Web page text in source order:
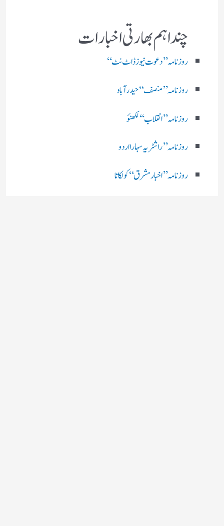
چند اہم بھارتی اخبارات
روز نامہ ’’ دعوت نیوز ڈاٹ نٹ‘‘
روزنامہ ’’ منصف‘‘ حیدر آباد
روزنامہ ’’ انقلاب‘‘ لکھنؤ
روز نامہ ’’راشٹریہ سہارا اردو
روزنامہ ’’اخبارمشرق‘‘ کولکاتا